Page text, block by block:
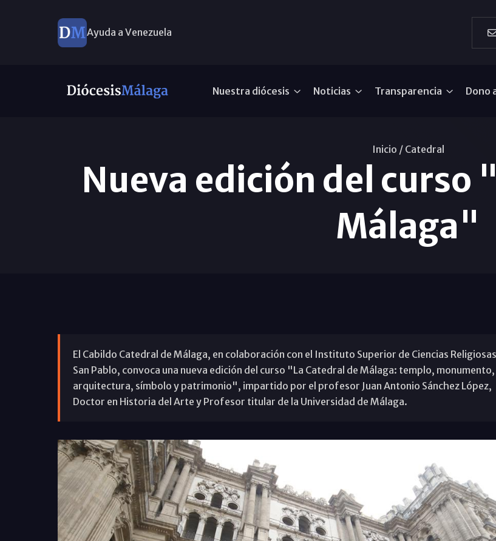
Ayuda a Venezuela
Nuestra diócesis Noticias Transparencia Dono
Inicio / Catedral
Nueva edición del curso
Málaga"
El Cabildo Catedral de Málaga, en colaboración con el Instituto Superior de Ciencias Religiosas
San Pablo, convoca una nueva edición del curso "La Catedral de Málaga: templo, monumento,
arquitectura, símbolo y patrimonio", impartido por el profesor Juan Antonio Sánchez López,
Doctor en Historia del Arte y Profesor titular de la Universidad de Málaga.